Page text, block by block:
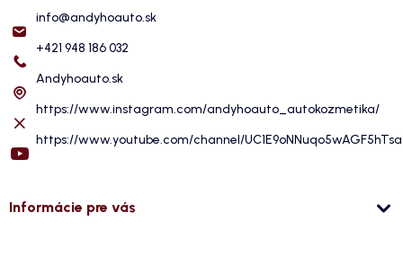
info@andyhoauto.sk
+421 948 186 032
Andyhoauto.sk
https://www.instagram.com/andyhoauto_autokozmetika/
https://www.youtube.com/channel/
Informácie pre vás